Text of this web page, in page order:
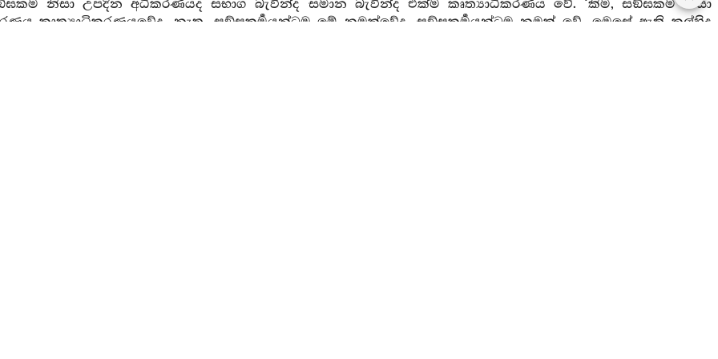
නිසා උපදින අධිකරණයද සභාග බැවින්ද සමාන බැවින්ද එක්ම කෘත්‍යාධිකරණය වේ. ‘කිම, සඞ්ඝකර්‍ම නිසා
කෘත්‍යාධිකරණයවේද, නැත, සඞ්ඝකර්‍මයන්ටම මේ නමක්වේද, සඞ්ඝකර්‍මයන්ටම නමක් වේ. මෙසේ ඇති කල්හිද